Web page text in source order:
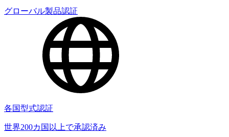
グローバル製品認証
各国型式認証
世界200カ国以上で承認済み